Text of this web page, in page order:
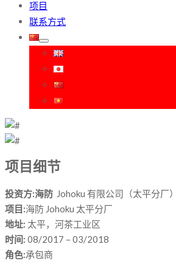
项目
联系方式
项目细节
投资方:海防 Johoku 有限公司（太平分厂）
项目:海防 Johoku 太平分厂
地址: 太平，河茶工业区
时间: 08/2017 – 03/2018
角色:承包商